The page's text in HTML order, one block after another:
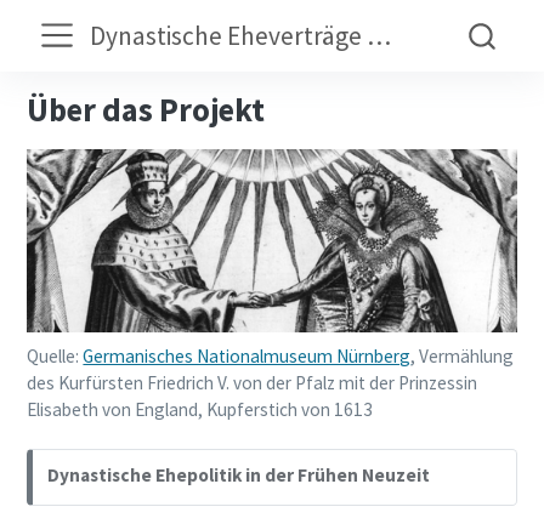
Dynastische Eheverträge der Frühen Neuzeit
Über das Projekt
Quelle:Germanisches Nationalmuseum Nürnberg, Vermählung
des Kurfürsten Friedrich V. von der Pfalz mit der Prinzessin
Elisabeth von England, Kupferstich von 1613
Dynastische Ehepolitik in der Frühen Neuzeit